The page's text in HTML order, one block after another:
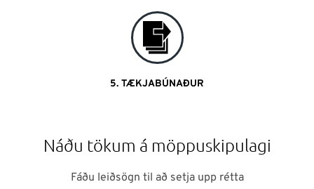
5. TÆKJABÚNAÐUR
Náðu tökum á möppuskipulagi
Fáðu leiðsögn til að setja upp rétta